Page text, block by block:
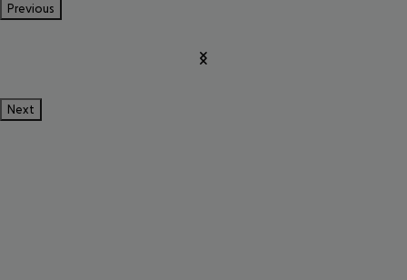
Previous
Next